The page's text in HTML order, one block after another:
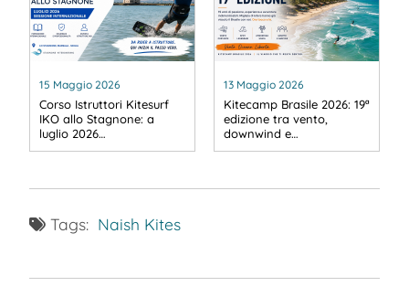
15 Maggio 2026
Corso Istruttori Kitesurf
IKO allo Stagnone: a
luglio 2026…
13 Maggio 2026
Kitecamp Brasile 2026: 19ª
edizione tra vento,
downwind e…
Tags: Naish Kites